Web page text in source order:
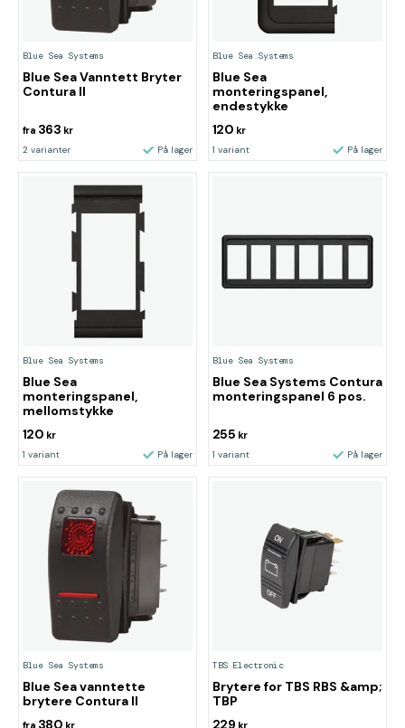
Blue Sea Systems
Blue Sea Vanntett Bryter
Contura II
fra 363 kr
2 varianter På lager
Blue Sea Systems
Blue Sea
monteringspanel,
endestykke
120 kr
1 variant På lager
Blue Sea Systems
Blue Sea
monteringspanel,
mellomstykke
120 kr
1 variant På lager
Blue Sea Systems
Blue Sea Systems Contura
monteringspanel 6 pos.
255 kr
1 variant På lager
Blue Sea Systems
Blue Sea vanntette
brytere Contura II
fra 380 kr
TBS Electronic
Brytere for TBS RBS &amp;
TBP
229 kr